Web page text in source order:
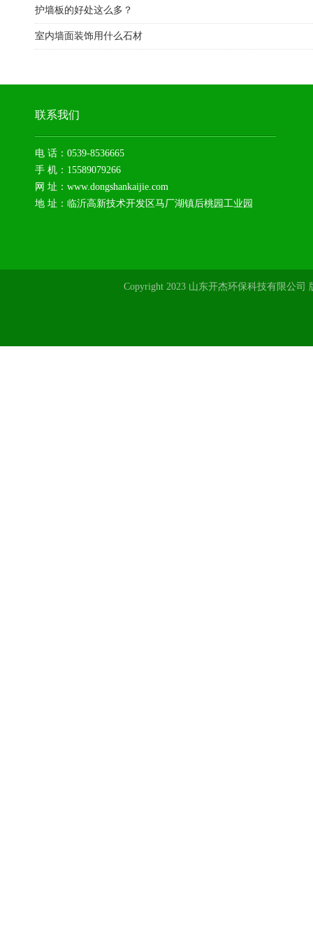
护墙板的好处这么多？
室内墙面装饰用什么石材
联系我们
电 话：0539-8536665
手 机：15589079266
网 址：www.dongshankaijie.com
地 址：临沂高新技术开发区马厂湖镇后桃园工业园
Copyright 2023 山东开杰环保科技有限公司